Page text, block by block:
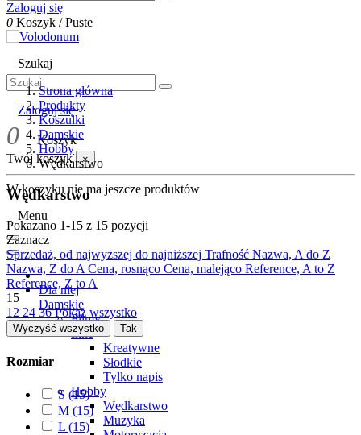
Zaloguj się
0 Koszyk /Puste
Szukaj
Zaloguj się
0
Koszyk
Twój koszyk
×
W koszyku nie ma jeszcze produktów
Menu
Dla niej
Damskie
Filmy
Inne
Kreatywne
Słodkie
Tylko napis
Hobby
Wędkarstwo
Muzyka
Strona główna
Produkty
Koszulki
Damskie
Hobby
Wędkarstwo
Wędkarstwo
Pokazano 1-15 z 15 pozycji
Zaznacz
Sprzedaż, od najwyższej do najniższej Trafność Nazwa, A do Z
Nazwa, Z do A Cena, rosnąco Cena, malejąco Reference, A to Z
Reference, Z to A
15
12 24 36Pokaż wszystko
Wyczyść wszystko Tak
Rozmiar
S (15)
M (15)
L (15)